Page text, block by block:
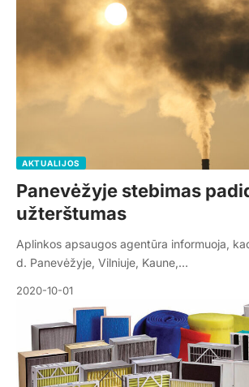
AKTUALIJOS
Panevėžyje stebimas
užterštumas
Aplinkos apsaugos agentūra informuoja,
d. Panevėžyje, Vilniuje, Kaune,…
2020-10-01